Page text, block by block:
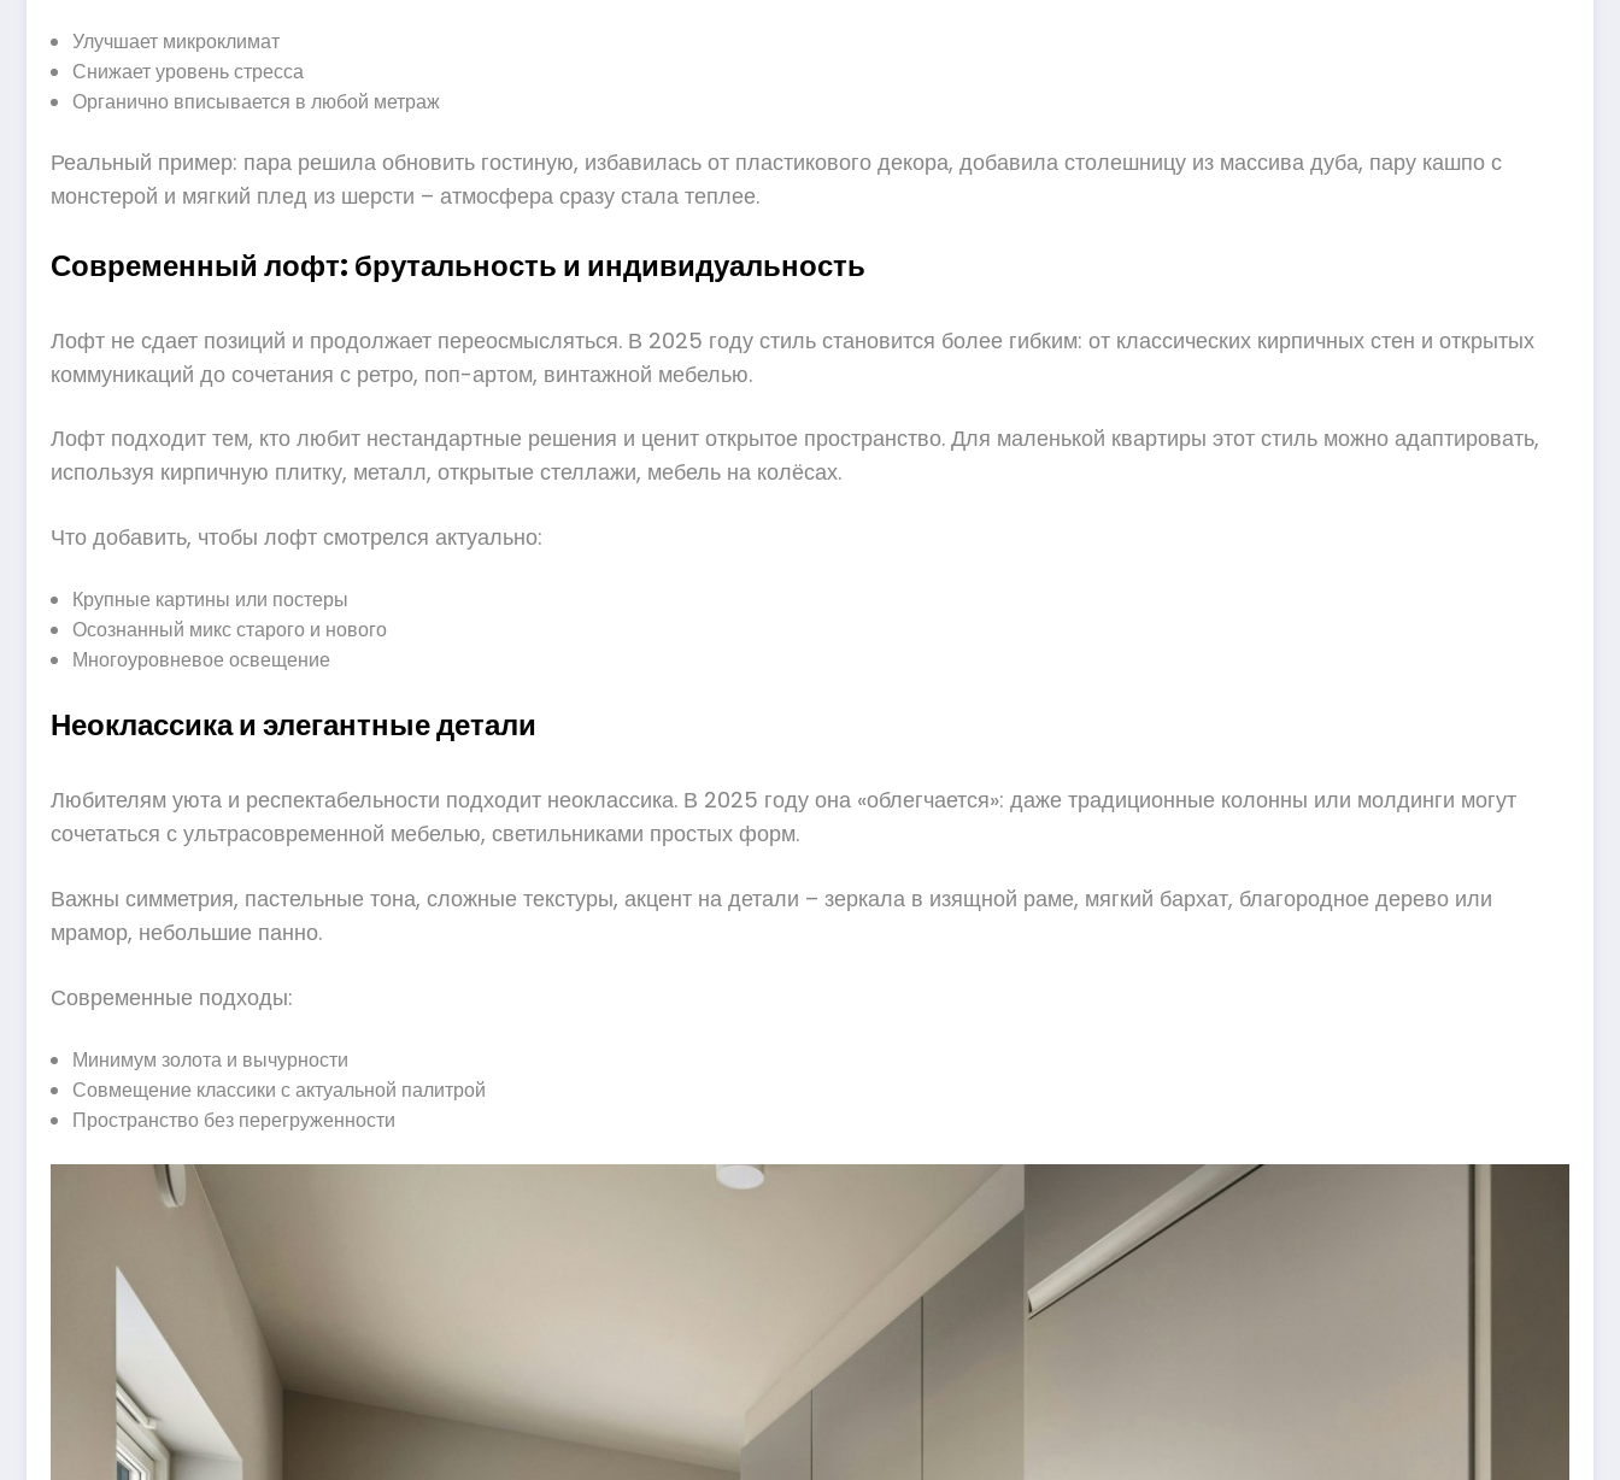
Улучшает микроклимат
Снижает уровень стресса
Органично вписывается в любой метраж
Реальный пример: пара решила обновить гостиную, избавилась от пластикового декора, добавила столешницу из массива дуба, пару кашпо с
монстерой и мягкий плед из шерсти – атмосфера сразу стала теплее.
Современный лофт: брутальность и индивидуальность
Лофт не сдает позиций и продолжает переосмысляться. В 2025 году стиль становится более гибким: от классических кирпичных стен и открытых
коммуникаций до сочетания с ретро, поп-артом, винтажной мебелью.
Лофт подходит тем, кто любит нестандартные решения и ценит открытое пространство. Для маленькой квартиры этот стиль можно адаптировать,
используя кирпичную плитку, металл, открытые стеллажи, мебель на колёсах.
Что добавить, чтобы лофт смотрелся актуально:
Крупные картины или постеры
Осознанный микс старого и нового
Многоуровневое освещение
Неоклассика и элегантные детали
Любителям уюта и респектабельности подходит неоклассика. В 2025 году она «облегчается»: даже традиционные колонны или молдинги могут
сочетаться с ультрасовременной мебелью, светильниками простых форм.
Важны симметрия, пастельные тона, сложные текстуры, акцент на детали – зеркала в изящной раме, мягкий бархат, благородное дерево или
мрамор, небольшие панно.
Современные подходы:
Минимум золота и вычурности
Совмещение классики с актуальной палитрой
Пространство без перегруженности